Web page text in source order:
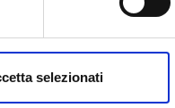
dalla Dichiarazione sui
selezionati